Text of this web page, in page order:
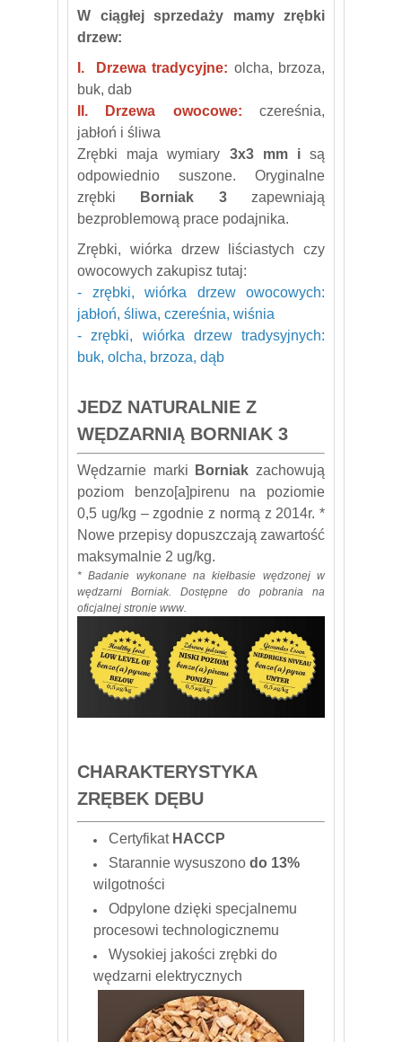
W ciągłej sprzedaży mamy zrębki
drzew:
I. Drzewa tradycyjne: olcha, brzoza,
buk, dab
II. Drzewa owocowe: czereśnia,
jabłoń i śliwa
Zrębki maja wymiary 3x3 mm isą
odpowiednio suszone. Oryginalne
zrębki
Borniak 3 zapewniają
bezproblemową prace podajnika.
Zrębki, wiórka drzew liściastych czy
owocowych zakupisz tutaj:
- zrębki, wiórka drzew owocowych:
jabłoń, śliwa, czereśnia, wiśnia
- zrębki, wiórka drzew tradysyjnych:
buk, olcha, brzoza, dąb
JEDZ NATURALNIE Z
WĘDZARNIĄ BORNIAK 3
Wędzarnie marki Borniak zachowują
poziom benzo[a]pirenu na poziomie
0,5 ug/kg – zgodnie z normą z 2014r. *
Nowe przepisy dopuszczają zawartość
maksymalnie 2 ug/kg.
* Badanie wykonane na kiełbasie wędzonej w
wędzarni Borniak. Dostępne do pobrania na
oficjalnej stronie www
CHARAKTERYSTYKA
ZRĘBEK DĘBU
Certyfikat HACCP
Starannie wysuszono do 13%
wilgotności
Odpylone dzięki specjalnemu
procesowi technologicznemu
Wysokiej jakości zrębki do
wędzarni elektrycznych